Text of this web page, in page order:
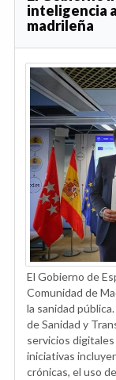
inteligencia
madrileña
El Gobierno de
Comunidad de
la sanidad
de Sanidad y
servicios
iniciativas
crónicas, el uso